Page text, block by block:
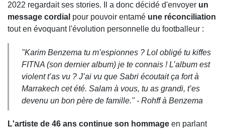
2022 regardait ses stories. Il a donc décidé d'envoyer un
message cordial pour pouvoir entamé une réconciliation
tout en évoquant l'évolution personnelle du footballeur :
"Karim Benzema tu m’espionnes ? Lol obligé tu kiffes
FITNA (son dernier album) je te connais ! L’album est
violent t’as vu ? J’ai vu que Sabri écoutait ça fort à
Marrakech cet été. Salam à vous, tu as grandi, t’es
devenu un bon père de famille." - Rohff à Benzema
L'artiste de 46 ans continue son hommage en parlant